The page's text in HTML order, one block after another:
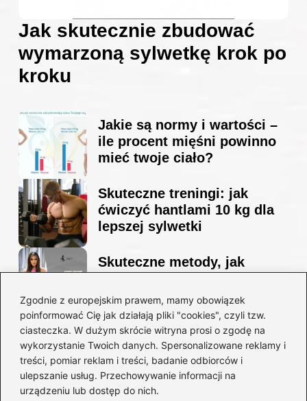
Zgodnie z europejskim prawem, mamy obowiązek
poinformować Cię jak działają pliki "cookies", czyli tzw.
ciasteczka. W dużym skrócie witryna prosi o zgodę na
wykorzystanie Twoich danych. Spersonalizowane reklamy i
treści, pomiar reklam i treści, badanie odbiorców i
ulepszanie usług. Przechowywanie informacji na
urządzeniu lub dostęp do nich.
Jak skutecznie zbudować
wymarzoną sylwetkę krok po
kroku
Jakie są normy i wartości –
ile procent mięśni powinno
mieć twoje ciało?
Skuteczne treningi: jak
ćwiczyć hantlami 10 kg dla
lepszej sylwetki
Skuteczne metody, jak
schudnąć i wyrzeźbić
sylwetkę w zaledwie 90 dni
Idealny garnitur: jak dobrać
go do swojej sylwetki?